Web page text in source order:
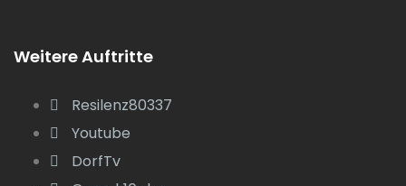
Weitere Auftritte
Resilenz80337
Youtube
DorfTv